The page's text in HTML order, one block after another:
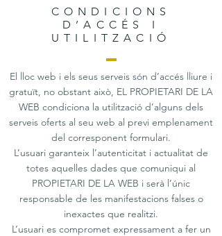
CONDICIONS
D’ACCÉS I
UTILITZACIÓ
El lloc web i els seus serveis són d’accés lliure i
gratuït, no obstant això, EL PROPIETARI DE LA
WEB condiciona la utilització d’alguns dels
serveis oferts al seu web al previ emplenament
del corresponent formulari.
L’usuari garanteix l’autenticitat i actualitat de
totes aquelles dades que comuniqui al
PROPIETARI DE LA WEB i serà l’únic
responsable de les manifestacions falses o
inexactes que realitzi.
L’usuari es compromet expressament a fer un